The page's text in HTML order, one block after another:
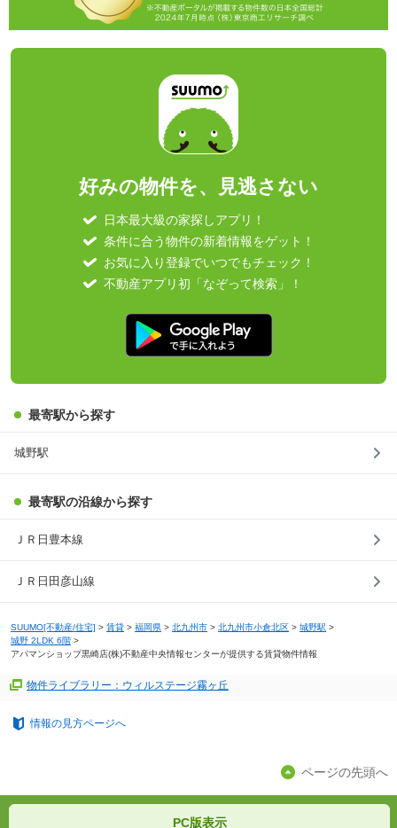
好みの物件を、見逃さない
日本最大級の家探しアプリ！
条件に合う物件の新着情報をゲット！
お気に入り登録でいつでもチェック！
不動産アプリ初「なぞって検索」！
最寄駅から探す
城野駅
最寄駅の沿線から探す
ＪＲ日豊本線
ＪＲ日田彦山線
SUUMO[不動産/住宅] > 賃貸 > 福岡県 > 北九州市 > 北九州市小倉北区 > 城野駅 >
城野 2LDK 6階 >
アパマンショップ黒崎店(株)不動産中央情報センターが提供する賃貸物件情報
物件ライブラリー：ウィルステージ霧ヶ丘
情報の見方ページへ
ページの先頭へ
PC版表示